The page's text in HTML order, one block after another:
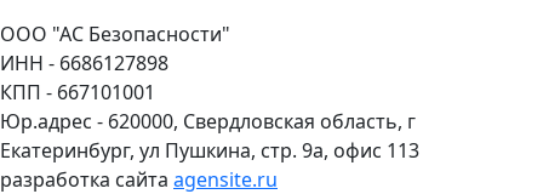
ООО "АС Безопасности"
ИНН - 6686127898
КПП - 667101001
Юр.адрес - 620000, Свердловская область, г
Екатеринбург, ул Пушкина, стр. 9а, офис 113
разработка сайта agensite.ru